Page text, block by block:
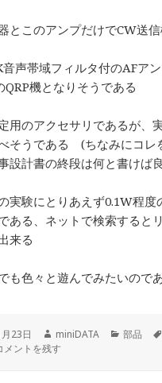
とこのアンプだけでCW送
声帯域フィルタ付のAFア
機となりそうである
用のアクセサリであるが、
そうである (ちなみにコレ
設計書の終段は何と書け
実験にとりあえず0.1W程度
ある、ネットで検索すると
来る
も色々と遊んでみたいので
23日
作
成
miniDATA
カ
部品
のRF AMP AM-108 を試してみる
メントを残す